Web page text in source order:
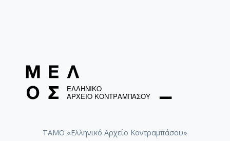
σακάκι μου (Β. Τσιτσάνη) / Στ. Χασκήλ, Β.
Τσιτσάνης] - [Β': Της μπαμπέσας το φιλί (Γ.
Μητσάκη) / Ι Γεωργακοπούλου, Στ.
Περπινιάδης, Γ. Μητσάκης]
Τσιτσάνης] - [B': Γιαλέλι (Γ. Παπαϊωάννου) /
ΤΑΜΟ «Ελληνικό Αρχείο Κοντραμπάσου»